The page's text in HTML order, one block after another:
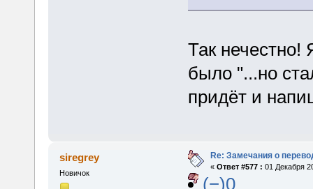
Так нечестно!
было "...но
придёт и
siregrey
Новичок
Re: Замечания о
« Ответ #577 : 01 Декабря
(−)0